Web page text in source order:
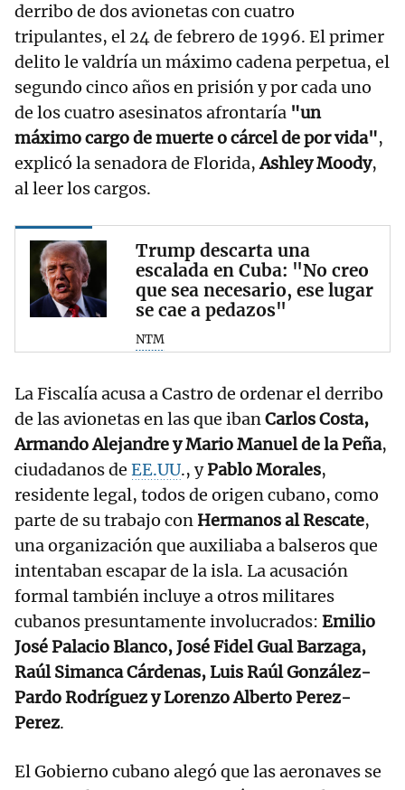
derribo de dos avionetas con cuatro
tripulantes, el 24 de febrero de 1996. El primer
delito le valdría un máximo cadena perpetua, el
segundo cinco años en prisión y por cada uno
de los cuatro asesinatos afrontaría "un
máximo cargo de muerte o cárcel de por vida",
explicó la senadora de Florida,Ashley Moody,
al leer los cargos.
Trump descarta una
escalada en Cuba: "No creo
que sea necesario, ese lugar
se cae a pedazos"
NTM
La Fiscalía acusa a Castro de ordenar el derribo
de las avionetas en las que ibanCarlos Costa,
Armando Alejandre y Mario Manuel de la Peña,
ciudadanos de EE.UU., yPablo Morales,
residente legal, todos de origen cubano, como
parte de su trabajo con Hermanos al Rescate,
una organización que auxiliaba a balseros que
intentaban escapar de la isla. La acusación
formal también incluye a otros militares
cubanos presuntamente involucrados: Emilio
José Palacio Blanco, José Fidel Gual Barzaga,
Raúl Simanca Cárdenas, Luis Raúl González-
Pardo Rodríguez y Lorenzo Alberto Perez-
Perez.
El Gobierno cubano alegó que las aeronaves se